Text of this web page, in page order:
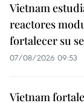
Vietnam
reactores
fortalecer su
07/08/2026 09:53
Vietnam